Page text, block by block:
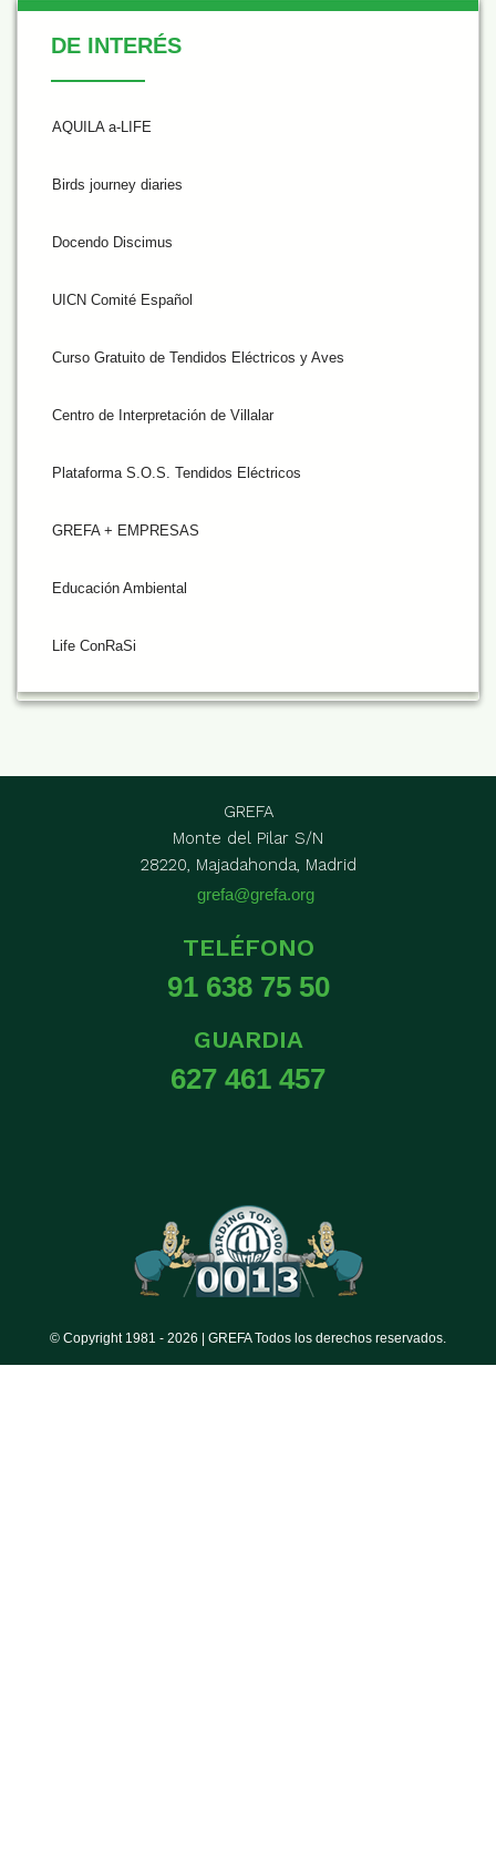
De Interés
DE INTERÉS
AQUILA a-LIFE
Birds journey diaries
Docendo Discimus
UICN Comité Español
Curso Gratuito de Tendidos Eléctricos y Aves
Centro de Interpretación de Villalar
Plataforma S.O.S. Tendidos Eléctricos
GREFA + EMPRESAS
Educación Ambiental
Life ConRaSi
GREFA
Monte del Pilar S/N
28220, Majadahonda, Madrid
grefa@grefa.org
TELÉFONO
91 638 75 50
GUARDIA
627 461 457
© Copyright 1981 - 2026 | GREFA Todos los derechos reservados.